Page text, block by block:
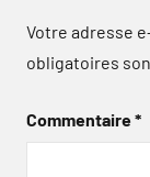
Votre adresse
obligatoires
Commentaire*